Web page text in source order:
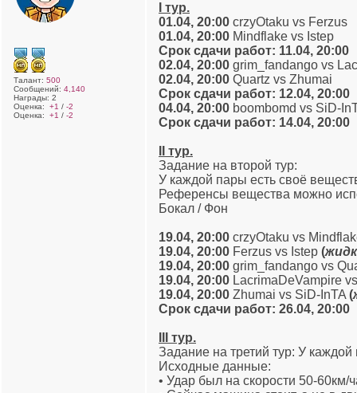
Талант: 500
Сообщений: 4,140
Награды: 2
Оценка: +1 / -2
Оценка: +1 / -2
I тур.
01.04, 20:00 crzyOtaku vs Ferzus
01.04, 20:00 Mindflake vs Istep
Срок сдачи работ: 11.04, 20:00
02.04, 20:00 grim_fandango vs
02.04, 20:00 Quartz vs Zhumai
Срок сдачи работ: 12.04, 20:00
04.04, 20:00 boombomd vs SiD-
Срок сдачи работ: 14.04, 20:00
II тур.
Задание на второй тур:
У каждой пары есть своё
Референсы вещества можно
Бокал / Фон
19.04, 20:00 crzyOtaku vs
19.04, 20:00 Ferzus vs Istep (
19.04, 20:00 grim_fandango vs
19.04, 20:00 LacrimaDeVampire
19.04, 20:00 Zhumai vs SiD-InTA (
Срок сдачи работ: 26.04, 20:00
III тур.
Задание на третий тур: У
Исходные данные:
• Удар был на скорости 50-60км/